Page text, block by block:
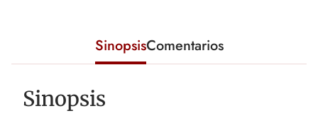
SinopsisComentarios
Sinopsis